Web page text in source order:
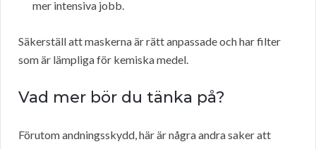
mer intensiva jobb.
Säkerställ att maskerna är rätt anpassade och har filter
som är lämpliga för kemiska medel.
Vad mer bör du tänka på?
Förutom andningsskydd, här är några andra saker att